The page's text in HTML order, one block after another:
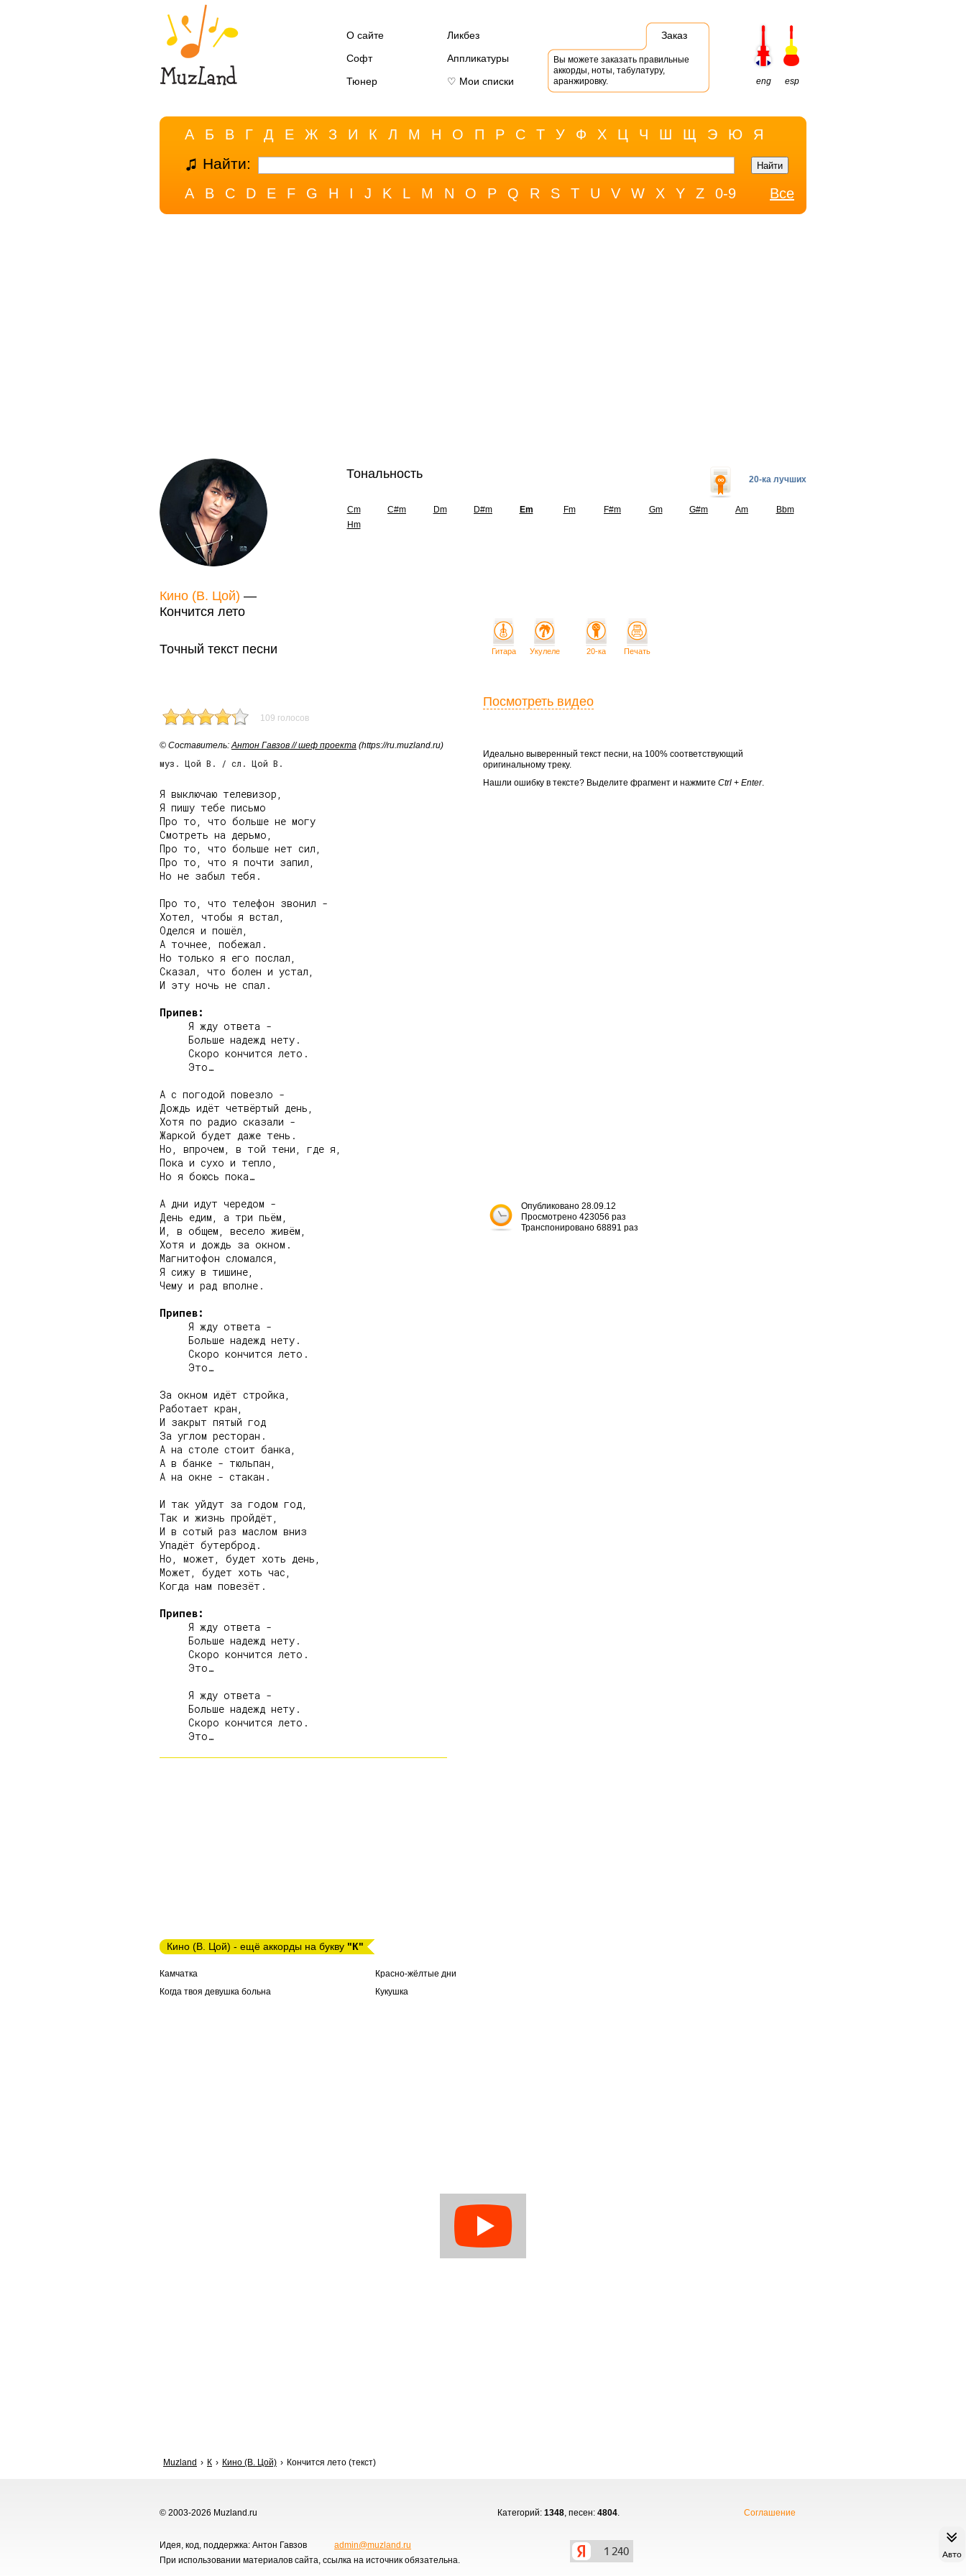
О сайте
Ликбез
Софт
Аппликатуры
Тюнер
♡ Мои списки
Заказ
Вы можете заказать правильные
аккорды, ноты, табулатуру,
аранжировку.
eng esp
А Б В Г Д Е Ж З И К Л М Н О П Р С Т У Ф Х Ц Ч Ш Щ Э Ю Я
Найти:
A B C D E F G H I J K L M N O P Q R S T U V W X Y Z 0-9 Все
Кино (В. Цой) —
Кончится лето
Тональность 20-ка лучших
Cm C#m Dm D#m Em Fm F#m Gm G#m Am
Bbm
Hm
Точный текст песни
109 голосов
Авто
© Cоставитель:Антон Гавзов // шеф проекта (https://ru.muzland.ru)
муз. Цой В. / сл. Цой В.
Я выключаю телевизор,
Я пишу тебе письмо
Про то, что больше не могу
Смотреть на дерьмо,
Про то, что больше нет сил,
Про то, что я почти запил,
Но не забыл тебя.
Про то, что телефон звонил -
Хотел, чтобы я встал,
Оделся и пошёл,
А точнее, побежал.
Но только я его послал,
Сказал, что болен и устал,
И эту ночь не спал.
Припев:
     Я жду ответа -
     Больше надежд нету.
     Скоро кончится лето.
     Это…
А с погодой повезло -
Дождь идёт четвёртый день,
Хотя по радио сказали -
Жаркой будет даже тень.
Но, впрочем, в той тени, где я,
Пока и сухо и тепло,
Но я боюсь пока…
А дни идут чередом -
День едим, а три пьём,
И, в общем, весело живём,
Хотя и дождь за окном.
Магнитофон сломался,
Я сижу в тишине,
Чему и рад вполне.
Припев:
     Я жду ответа -
     Больше надежд нету.
     Скоро кончится лето.
     Это…
За окном идёт стройка,
Работает кран,
И закрыт пятый год
За углом ресторан.
А на столе стоит банка,
А в банке - тюльпан,
А на окне - стакан.
И так уйдут за годом год,
Так и жизнь пройдёт,
И в сотый раз маслом вниз
Упадёт бутерброд.
Но, может, будет хоть день,
Может, будет хоть час,
Когда нам повезёт.
Припев:
     Я жду ответа -
     Больше надежд нету.
     Скоро кончится лето.
     Это…
     Я жду ответа -
     Больше надежд нету.
     Скоро кончится лето.
Гитара Укулеле 20-ка Печать
Посмотреть видео
Идеально выверенный текст песни, на 100% соответствующий
оригинальному треку.
Нашли ошибку в тексте? Выделите фрагмент и нажмите Ctrl + Enter.
Опубликовано 28.09.12
Просмотрено 423056 раз
Транспонировано 68891 раз
Кино (В. Цой) - ещё аккорды на букву "К"
Камчатка
Когда твоя девушка больна
Красно-жёлтые дни
Кукушка
Muzland К Кино (В. Цой) Кончится лето (текст)
© 2003-2026 Muzland.ru Категорий: 1348, песен: 4804. Соглашение
Идея, код, поддержка: Антон Гавзов
admin@muzland.ru
При использовании материалов сайта, ссылка на источник обязательна.